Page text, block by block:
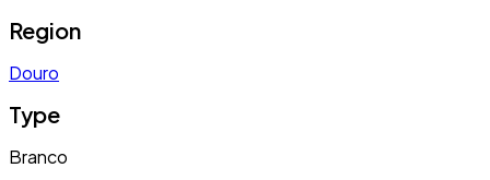
Region
Douro
Type
Branco